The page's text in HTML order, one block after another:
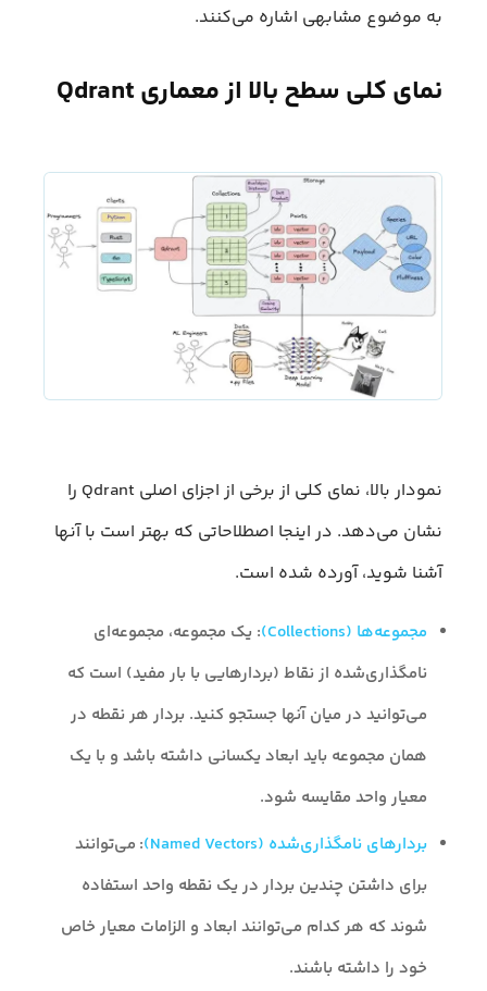
به موضوع مشابهی اشاره می‌کنند.
نمای کلی سطح بالا از معماری Qdrant
نمودار بالا، نمای کلی از برخی از اجزای اصلی Qdrant را
نشان می‌دهد. در اینجا اصطلاحاتی که بهتر است با آنها
آشنا شوید، آورده شده است.
مجموعه‌ها (Collections)
: یک مجموعه، مجموعه‌ای
نامگذاری‌شده از نقاط (بردارهایی با بار مفید) است که
می‌توانید در میان آنها جستجو کنید. بردار هر نقطه در
همان مجموعه باید ابعاد یکسانی داشته باشد و با یک
معیار واحد مقایسه شود.
بردارهای نامگذاری‌شده (Named Vectors)
: می‌توانند
برای داشتن چندین بردار در یک نقطه واحد استفاده
شوند که هر کدام می‌توانند ابعاد و الزامات معیار خاص
خود را داشته باشند.